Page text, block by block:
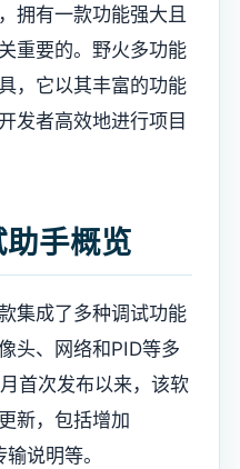
拥有一款功能强大且
重要的。野火多功能
，它以其丰富的功能
发者高效地进行项目
手概览
集成了多种调试功能
头、网络和PID等多
首次发布以来，该软
新，包括增加
说明等。